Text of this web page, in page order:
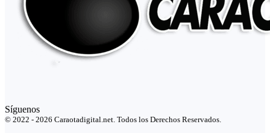
Síguenos
© 2022 - 2026 Caraotadigital.net. Todos los Derechos Reservados.